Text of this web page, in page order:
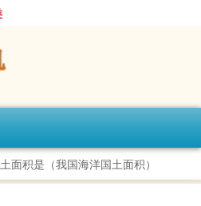
面积是（我国海洋国土面积）